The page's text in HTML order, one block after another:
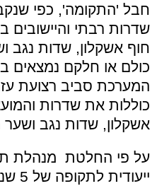
חבל 'התקומה', כפי
שדרות רבתי והיישובים
חוף אשקלון, שדות נגב
המערכת סביב רצועת
כוללות את שדרות
אשקלון, שדות נגב ושער
על פי החלטת מנהלת